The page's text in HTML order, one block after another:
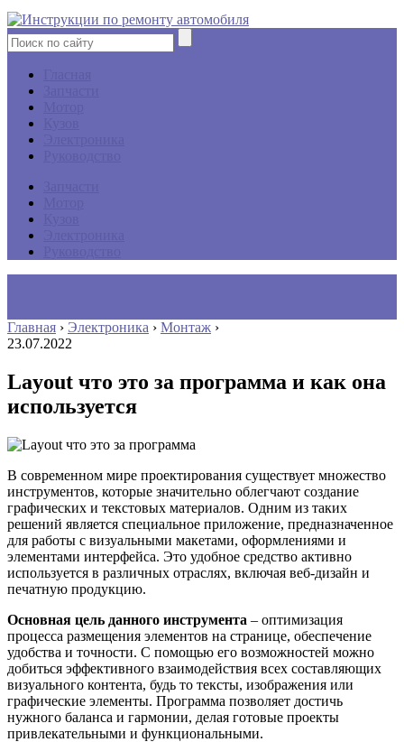
Главная › Электроника › Монтаж ›
23.07.2022
Layout что это за программа и как она
используется
В современном мире проектирования существует множество
инструментов, которые значительно облегчают создание
графических и текстовых материалов. Одним из таких
решений является специальное приложение, предназначенное
для работы с визуальными макетами, оформлениями и
элементами интерфейса. Это удобное средство активно
используется в различных отраслях, включая веб-дизайн и
печатную продукцию.
Основная цель данного инструмента – оптимизация
процесса размещения элементов на странице, обеспечение
удобства и точности. С помощью его возможностей можно
добиться эффективного взаимодействия всех составляющих
визуального контента, будь то тексты, изображения или
графические элементы. Программа позволяет достичь
нужного баланса и гармонии, делая готовые проекты
привлекательными и функциональными.